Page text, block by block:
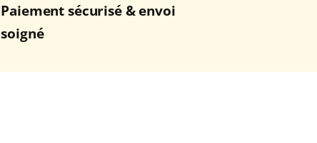
Paiement sécurisé & envoi
soigné